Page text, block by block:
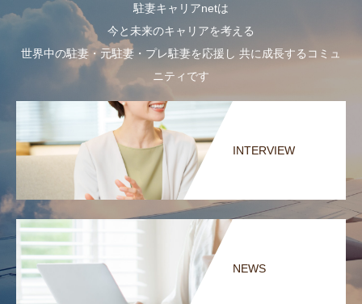
駐妻キャリアnetは
今と未来のキャリアを考える
世界中の駐妻・元駐妻・プレ駐妻を応援し 共に成長するコミュ
ニティです
INTERVIEW
NEWS